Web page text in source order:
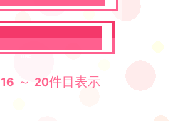
16 ～ 20件目表示